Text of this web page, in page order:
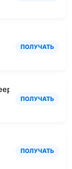
ПОЛУЧАТЬ
ПОЛУЧАТЬ
ПОЛУЧАТЬ